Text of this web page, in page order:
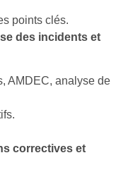
points clés.
des incidents et
AMDEC, analyse de
correctives et